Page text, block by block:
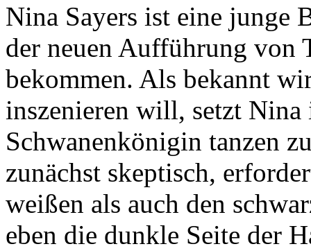
Nina Sayers ist eine junge
der neuen Aufführung von
bekommen. Als bekannt
inszenieren will, setzt Nina
Schwanenkönigin tanzen
zunächst skeptisch,
weißen als auch den
eben die dunkle Seite der